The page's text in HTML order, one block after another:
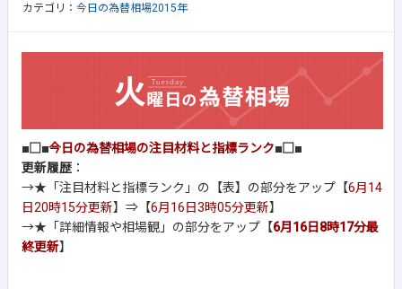
カテゴリ： 今日の為替相場2015年
■□■今日の為替相場の注目材料と指標ランク■□■
更新履歴 ：
→★「注目材料と指標ランク」の【表】の部分をアップ【6月14
日20時15分更新】⇒【6月16日3時05分更新】
→★「詳細情報や相場観」の部分をアップ【6月16日8時17分最
終更新】